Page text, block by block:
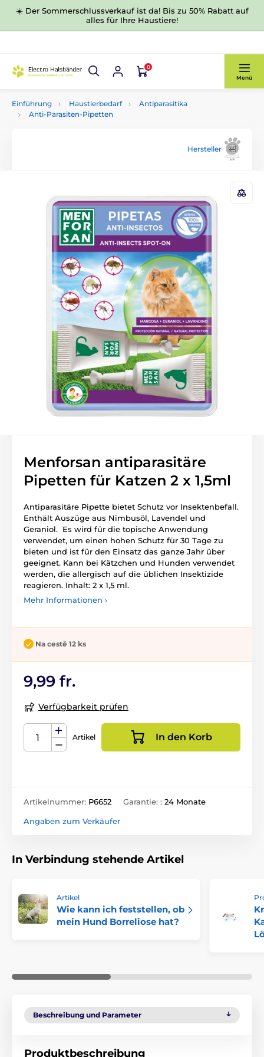
☀️ Der Sommerschlussverkauf ist da! Bis zu 50% Rabatt auf
alles für Ihre Haustiere!
0
Menü
Einführung Haustierbedarf
Antiparasitika
Anti-Parasiten-Pipetten
Hersteller
Menforsan antiparasitäre
Pipetten für Katzen 2 x 1,5ml
Antiparasitäre Pipette bietet Schutz vor Insektenbefall.
Enthält Auszüge aus Nimbusöl, Lavendel und
Geraniol. Es wird für die topische Anwendung
verwendet, um einen hohen Schutz für 30 Tage zu
bieten und ist für den Einsatz das ganze Jahr über
geeignet. Kann bei Kätzchen und Hunden verwendet
werden, die allergisch auf die üblichen Insektizide
reagieren. Inhalt: 2 x 1,5 ml.
Mehr Informationen ›
Na cestě 12 ks
9,99 fr.
Verfügbarkeit prüfen
Artikel In den Korb
Artikelnummer: P6652 Garantie: : 24 Monate
Angaben zum Verkäufer
In Verbindung stehende Artikel
Artikel
Wie kann ich feststellen, ob
mein Hund Borreliose hat?
Beschreibung und Parameter
Produktbeschreibung